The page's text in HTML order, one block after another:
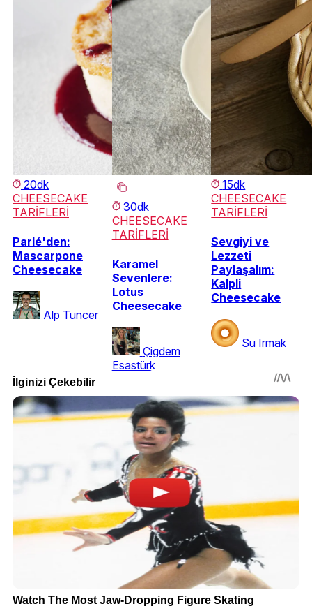
20dk
CHEESECAKE
TARİFLERİ
Parlé​'den:
Mascarpone
Cheesecake
Alp Tuncer
30dk
CHEESECAKE
TARİFLERİ
Karamel
Sevenlere:
Lotus
Cheesecake
Çigdem
Esastürk
15dk
CHEESECAKE
TARİFLERİ
Sevgiyi ve
Lezzeti
Paylaşalım:
Kalpli
Cheesecake
Su Irmak